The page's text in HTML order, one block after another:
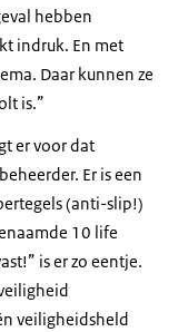
hebben
indruk. En met
Daar kunnen ze
is.”
er voor dat
Er is een
(anti-slip!)
10 life
is er zo eentje.
veiligheidsheld